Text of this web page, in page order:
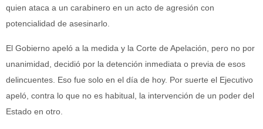
quien ataca a un carabinero en un acto de agresión con
potencialidad de asesinarlo.
El Gobierno apeló a la medida y la Corte de Apelación, pero no por
unanimidad, decidió por la detención inmediata o previa de esos
delincuentes. Eso fue solo en el día de hoy. Por suerte el Ejecutivo
apeló, contra lo que no es habitual, la intervención de un poder del
Estado en otro.